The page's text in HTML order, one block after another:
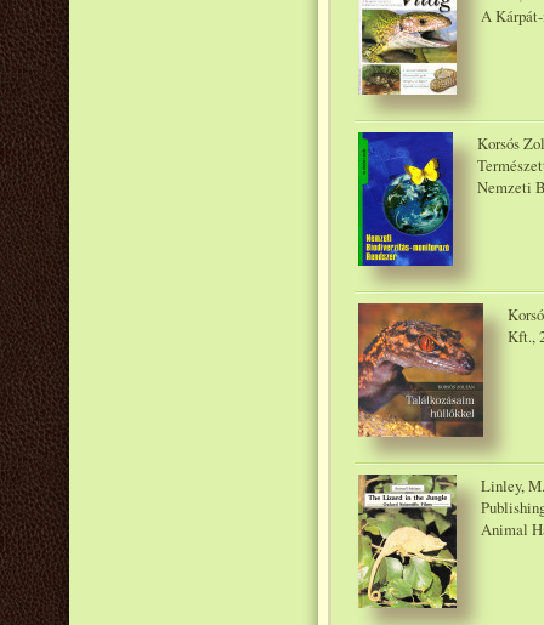
A
Korsós
Nemzeti
Kft.,
Linley,
Animal